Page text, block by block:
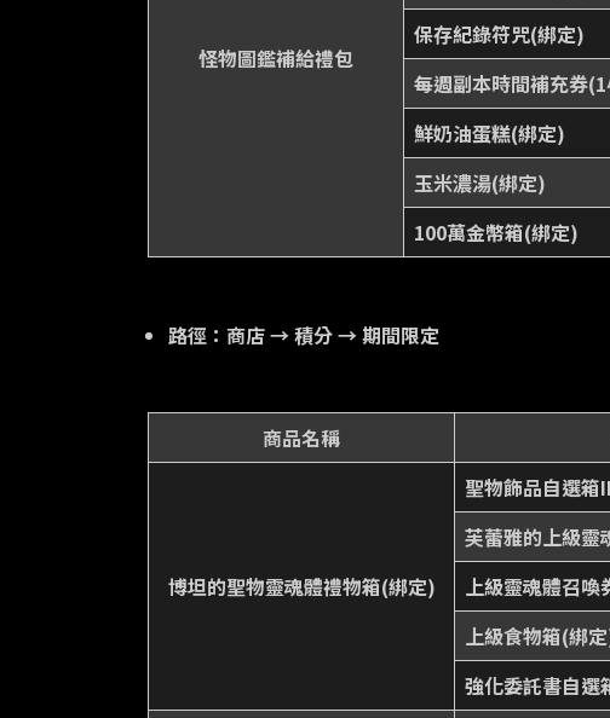
怪物圖鑑補給禮包
保存紀錄符咒(綁定)
每週副本時間補充券
鮮奶油蛋糕(綁定)
玉米濃湯(綁定)
100萬金幣箱(綁定)
路徑：商店 → 積分 → 期間限定
商品名稱
博坦的聖物靈魂體禮物箱(綁定)
聖物飾品自選箱
芙蕾雅的上級
上級靈魂體召
上級食物箱(綁
強化委託書自選